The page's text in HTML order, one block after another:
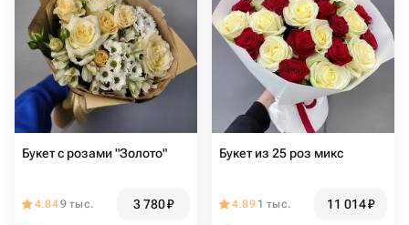
Букет с розами "Золото"
4.849 тыс. 3 780₽
Букет из 25 роз микс
4.89 1 тыс. 11 014₽